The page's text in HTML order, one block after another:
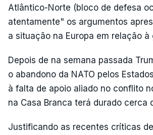
Atlântico-Norte (bloco de defesa
atentamente" os argumentos
a situação na Europa em relação à
Depois de na semana passada
o abandono da NATO pelos
à falta de apoio aliado no conflito
na Casa Branca terá durado cerca
Justificando as recentes críticas